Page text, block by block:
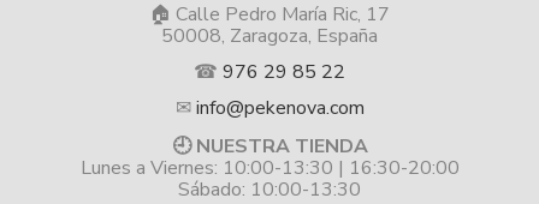
🏠 Calle Pedro María Ric, 17
50008, Zaragoza, España
☎ 976 29 85 22
✉info@pekenova.com
🕘 NUESTRA TIENDA
Lunes a Viernes: 10:00-13:30 | 16:30-20:00
Sábado: 10:00-13:30